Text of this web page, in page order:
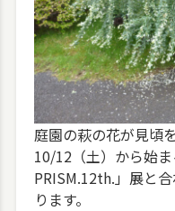
庭園の萩の花が見頃
10/12（土）から始
PRISM.12th.」展と
ります。